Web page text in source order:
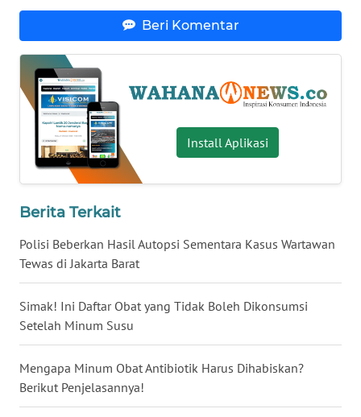
Beri Komentar
Install Aplikasi
Berita Terkait
Polisi Beberkan Hasil Autopsi Sementara Kasus Wartawan
Tewas di Jakarta Barat
Simak! Ini Daftar Obat yang Tidak Boleh Dikonsumsi
Setelah Minum Susu
Mengapa Minum Obat Antibiotik Harus Dihabiskan?
Berikut Penjelasannya!
BABEL
WN
SUMBAR
WN
SUMSEL
BENGKULU
WN
WN
WN
NUSANTARA